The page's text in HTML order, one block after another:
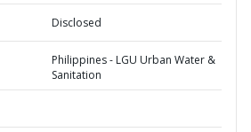
Disclosed
Philippines - LGU Urban Water &
Sanitation